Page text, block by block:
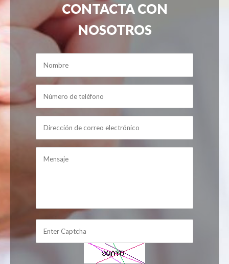
CONTACTA CON
NOSOTROS